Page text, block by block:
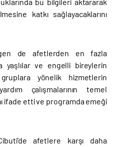
katkı sağlayacaklarını
de afetlerden en fazla
yaşlılar ve engelli bireylerin
yönelik hizmetlerin
çalışmalarının temel
ifade etti ve programda emeği
afetlere karşı daha